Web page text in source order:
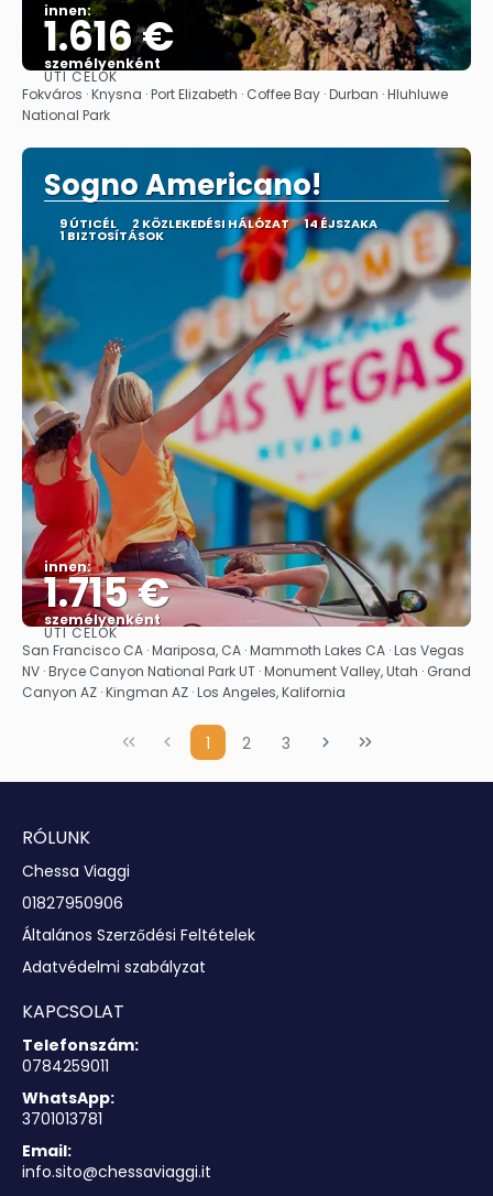
innen:
1.616 €
személyenként
Megnézem
ÚTI CÉLOK
Fokváros · Knysna · Port Elizabeth · Coffee Bay · Durban · Hluhluwe
National Park
Sogno Americano!
9 ÚTICÉL 2 KÖZLEKEDÉSI HÁLÓZAT 14 ÉJSZAKA
1 BIZTOSÍTÁSOK
innen:
1.715 €
személyenként
Megnézem
ÚTI CÉLOK
San Francisco CA · Mariposa, CA · Mammoth Lakes CA · Las Vegas
NV · Bryce Canyon National Park UT · Monument Valley, Utah · Grand
Canyon AZ · Kingman AZ · Los Angeles, Kalifornia
1 2 3
RÓLUNK
Chessa Viaggi
01827950906
Általános Szerződési Feltételek
Adatvédelmi szabályzat
KAPCSOLAT
Telefonszám:
0784259011
WhatsApp:
3701013781
Email:
info.sito@chessaviaggi.it